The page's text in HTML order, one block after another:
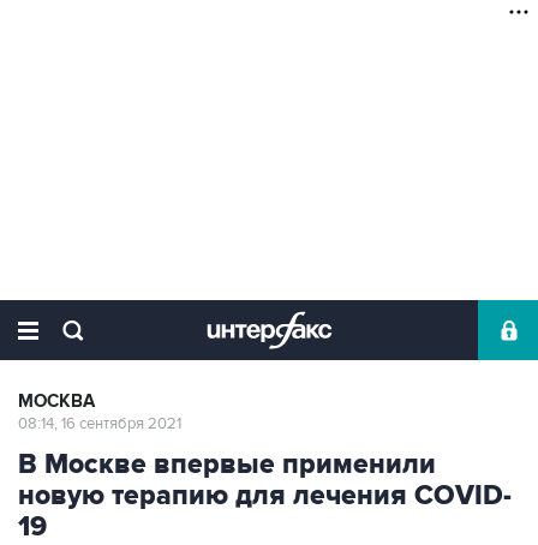
МОСКВА
08:14, 16 сентября 2021
В Москве впервые применили
новую терапию для лечения COVID-
19